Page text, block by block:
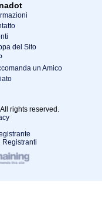
del Sito
un Amico
rights reserved.
Registranti